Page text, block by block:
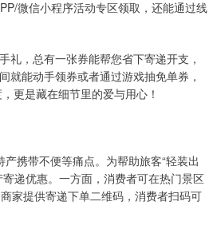
微信小程序活动专区领取，还能通过线
，总有一张券能帮您省下寄递开支，
能动手领券或者通过游戏抽免单券，
更是藏在细节里的爱与用心！
携带不便等痛点。为帮助旅客“轻装出
递优惠。一方面，消费者可在热门景区
家提供寄递下单二维码，消费者扫码可